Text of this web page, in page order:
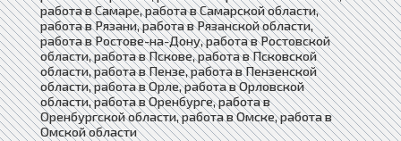
работа в Самаре, работа в Самарской области,
работа в Рязани, работа в Рязанской области,
работа в Ростове-на-Дону, работа в Ростовской
области, работа в Пскове, работа в Псковской
области, работа в Пензе, работа в Пензенской
области, работа в Орле, работа в Орловской
области, работа в Оренбурге, работа в
Оренбургской области, работа в Омске, работа в
Омской области